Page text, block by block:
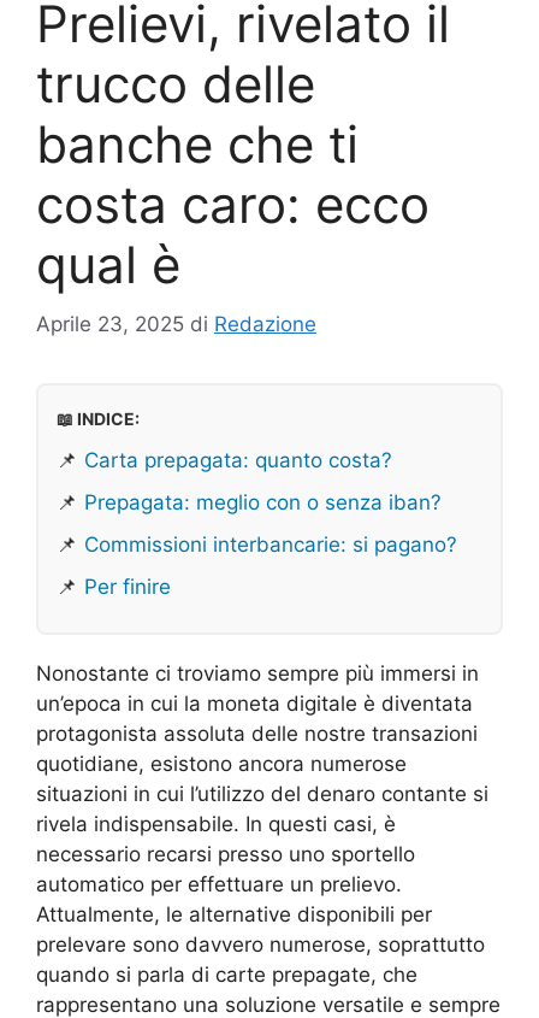
Prelievi, rivelato il
trucco delle
banche che ti
costa caro: ecco
qual è
Aprile 23, 2025 di Redazione
📖 INDICE:
📌 Carta prepagata: quanto costa?
📌 Prepagata: meglio con o senza iban?
📌 Commissioni interbancarie: si pagano?
📌 Per finire
Nonostante ci troviamo sempre più immersi in
un’epoca in cui la moneta digitale è diventata
protagonista assoluta delle nostre transazioni
quotidiane, esistono ancora numerose
situazioni in cui l’utilizzo del denaro contante si
rivela indispensabile. In questi casi, è
necessario recarsi presso uno sportello
automatico per effettuare un prelievo.
Attualmente, le alternative disponibili per
prelevare sono davvero numerose, soprattutto
quando si parla di carte prepagate, che
rappresentano una soluzione versatile e sempre